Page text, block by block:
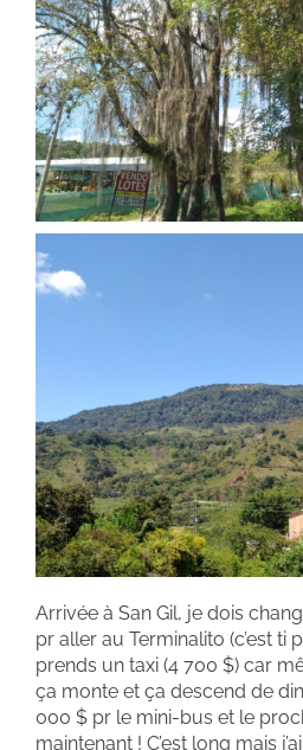
Arrivée à San Gil, je dois
pr aller au Terminalito (c’est ti
prends un taxi (4 700 $) car
ça monte et ça descend de
000 $ pr le mini-bus et le
maintenant ! C’est long mais